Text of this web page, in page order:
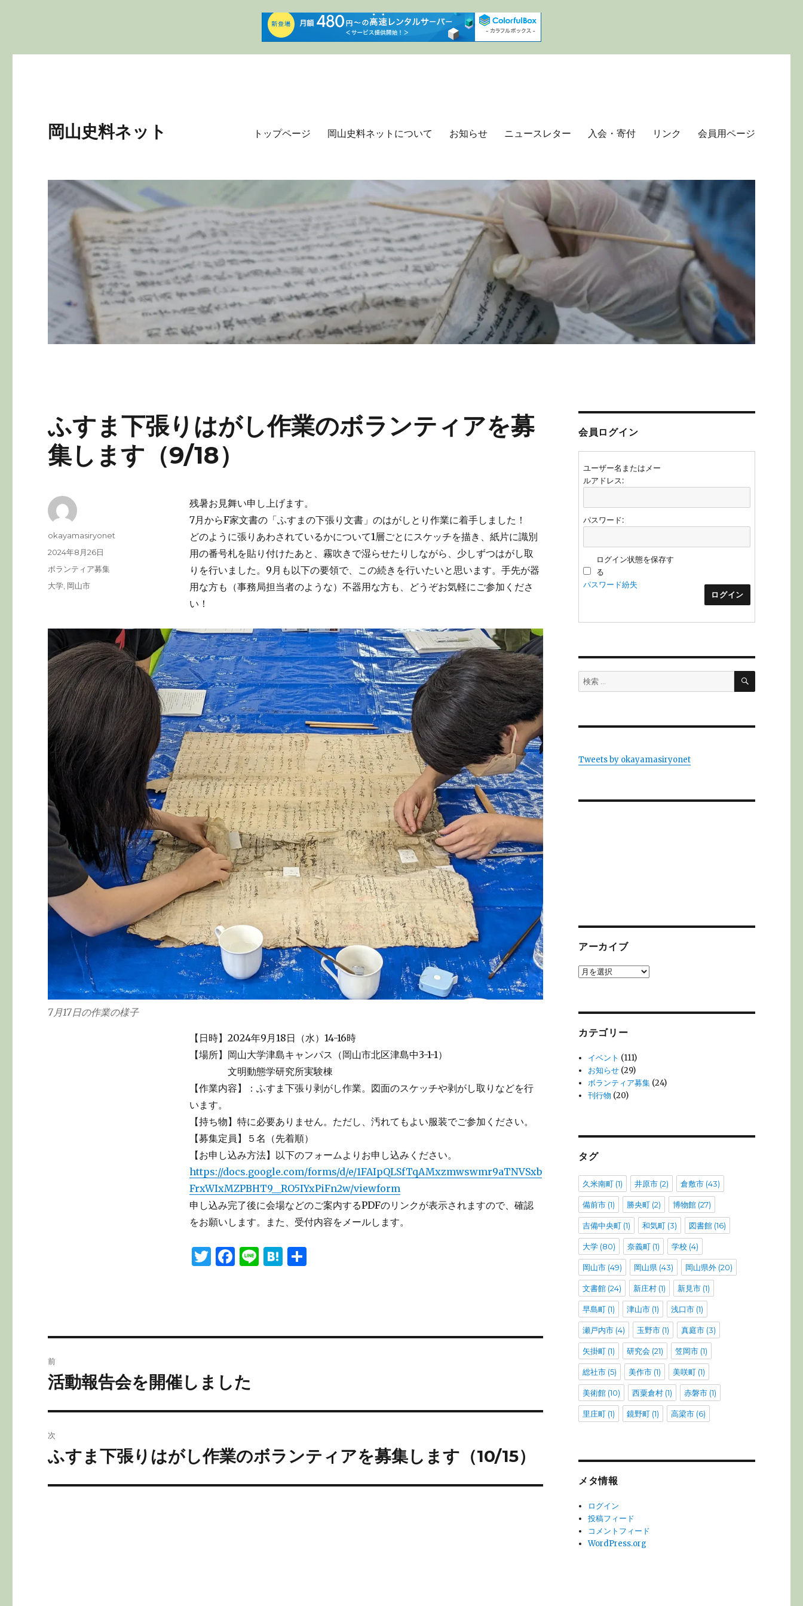
岡山史料ネット トップページ 岡山史料ネットについて お知らせ ニュースレター 入会・寄付 リンク 会員用ページ
ふすま下張りはがし作業のボランティアを募
集します（9/18）
残暑お見舞い申し上げます。
7月からF家文書の「ふすまの下張り文書」のはがしとり作業に着手しました！
どのように張りあわされているかについて1層ごとにスケッチを描き、紙片に識別
用の番号札を貼り付けたあと、霧吹きで湿らせたりしながら、少しずつはがし取
りを行いました。9月も以下の要領で、この続きを行いたいと思います。手先が器
用な方も（事務局担当者のような）不器用な方も、どうぞお気軽にご参加くださ
い！
7月17日の作業の様子
【日時】2024年9月18日（水）14-16時
【場所】岡山大学津島キャンパス（岡山市北区津島中3-1-1）
文明動態学研究所実験棟
【作業内容】：ふすま下張り剥がし作業。図面のスケッチや剥がし取りなどを行
います。
【持ち物】特に必要ありません。ただし、汚れてもよい服装でご参加ください。
【募集定員】５名（先着順）
【お申し込み方法】以下のフォームよりお申し込みください。
https://docs.google.com/forms/d/e/1FAIpQLSfTqAMxzmwswmr9aTNVSxb
FrxWIxMZPBHT9__RO5IYxPiFn2w/viewform
申し込み完了後に会場などのご案内するPDFのリンクが表示されますので、確認
をお願いします。また、受付内容をメールします。
T
r
F
b
o
k
Li H
a
共
投
okayamasiryonet
投
稿
2024年8月26日
カ
テ
ボランティア募集
タ
大学 岡山市
稿
ゲ
前
前
投
稿:
活動報告会を開催しました
次
次
投
ふすま下張りはがし作業のボランティアを募集します（10/15）
会員ログイン
ユーザー名またはメー
ルアドレス:
パスワード:
ログイン状態を保存す
る
ログイン
パスワード紛失
検
索:
検
Tweets by okayamasiryonet
アーカイブ
ア
イ
カテゴリー
イベント (111)
お知らせ (29)
ボランティア募集 (24)
刊行物 (20)
タグ
久米南町(1) 井原市(2) 倉敷市(43)
備前市(1) 勝央町(2) 博物館(27)
吉備中央町(1) 和気町(3) 図書館(16)
大学(80) 奈義町(1) 学校 (4)
岡山市(49) 岡山県(43) 岡山県外(20)
文書館(24) 新庄村(1) 新見市(1)
早島町(1) 津山市(1) 浅口市(1)
瀬戸内市(4) 玉野市(1) 真庭市(3)
矢掛町(1) 研究会(21) 笠岡市(1)
総社市(5) 美作市(1) 美咲町(1)
美術館(10) 西粟倉村(1) 赤磐市(1)
里庄町(1) 鏡野町(1) 高梁市(6)
メタ情報
ログイン
投稿フィード
コメントフィード
WordPress.org